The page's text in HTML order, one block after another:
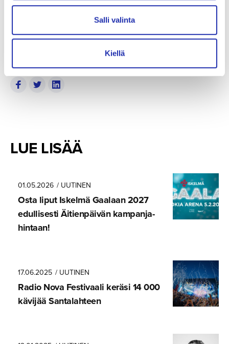
Salli valinta
Kiellä
SHARE
mennessäTÄÄLLÄ.Which names would you like to
see in the stars on the Walk of Fame Finland. Make
you suggestionsHERE.
LUE LISÄÄ
01.05.2026 / UUTINEN
Osta liput Iskelmä Gaalaan 2027
edullisesti Äitienpäivän kampanja­
hintaan!
17.06.2025 / UUTINEN
Radio Nova Festivaali keräsi 14 000
kävijää Santalahteen